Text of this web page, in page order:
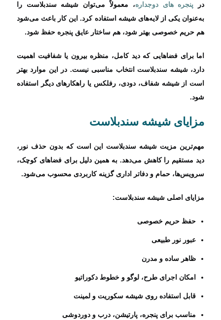
در پنجره‌ های دوجداره، معمولاً می‌توان شیشه سندبلاست را
به‌عنوان یکی از لایه‌های شیشه استفاده کرد. این کار باعث می‌شود
هم حریم خصوصی بهتر شود، هم ساختار عایق پنجره حفظ شود.
اما برای فضاهایی که دید کامل، منظره بیرون یا شفافیت اهمیت
دارد، شیشه سندبلاست انتخاب مناسبی نیست. در این موارد بهتر
است از شیشه شفاف، دودی، رفلکس یا راهکارهای دیگر استفاده
شود.
مزایای شیشه سندبلاست
مهم‌ترین مزیت شیشه سندبلاست این است که بدون حذف نور،
دید مستقیم را کاهش می‌دهد. به همین دلیل برای فضاهای کوچک،
سرویس‌ها، حمام و دفاتر اداری گزینه کاربردی محسوب می‌شود.
مزایای اصلی شیشه سندبلاست:
حفظ حریم خصوصی
عبور نور طبیعی
ظاهر ساده و مدرن
امکان اجرای طرح، لوگو و خطوط دکوراتیو
قابل استفاده روی شیشه سکوریت و لمینت
مناسب برای پنجره، پارتیشن، درب و دوردوشی